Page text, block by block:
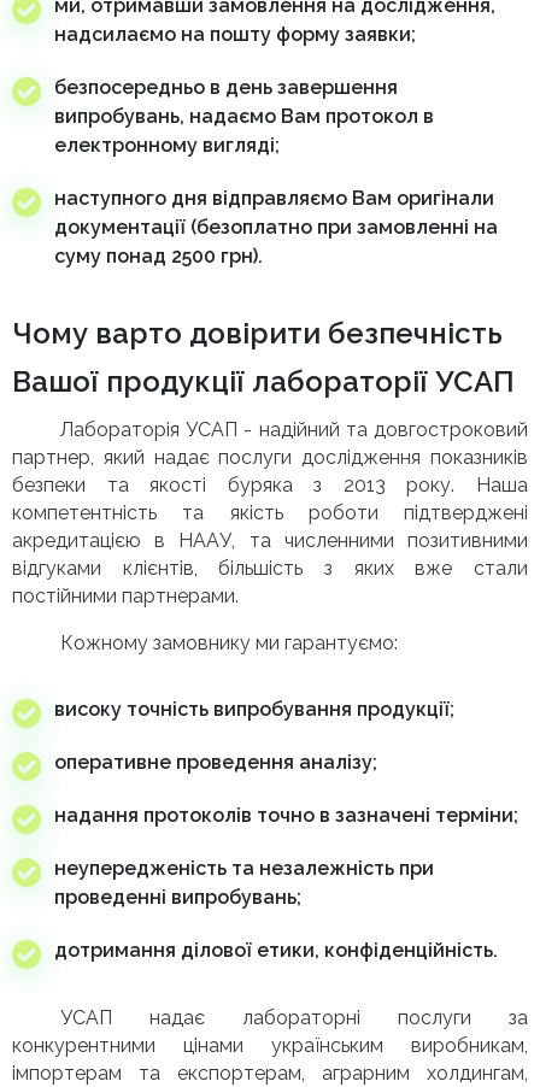
ми, отримавши замовлення на дослідження,
надсилаємо на пошту форму заявки;
безпосередньо в день завершення
випробувань, надаємо Вам протокол в
електронному вигляді;
наступного дня відправляємо Вам оригінали
документації (безоплатно при замовленні на
суму понад 2500 грн).
Чому варто довірити безпечність
Вашої продукції лабораторії УСАП
Лабораторія УСАП - надійний та довгостроковий
партнер, який надає послуги дослідження показників
безпеки та якості буряка з 2013 року. Наша
компетентність та якість роботи підтверджені
акредитацією в НААУ, та численними позитивними
відгуками клієнтів, більшість з яких вже стали
постійними партнерами.
Кожному замовнику ми гарантуємо:
високу точність випробування продукції;
оперативне проведення аналізу;
надання протоколів точно в зазначені терміни;
неупередженість та незалежність при
проведенні випробувань;
дотримання ділової етики, конфіденційність.
УСАП надає лабораторні послуги за
конкурентними цінами українським виробникам,
імпортерам та експортерам, аграрним холдингам,